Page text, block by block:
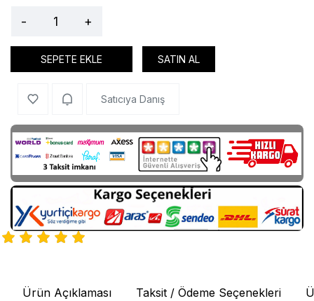
- +
SEPETE EKLE SATIN AL
Satıcıya Danış
Ürün Açıklaması Taksit / Ödeme Seçenekleri